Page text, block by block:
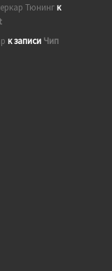
Тюнингк
к записи Чип